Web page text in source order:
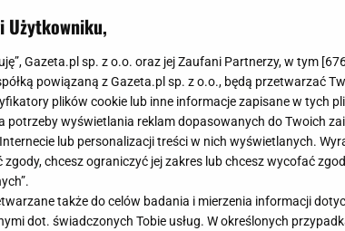
Użytkowniku,
Gazeta.pl sp. z o.o. oraz jej Zaufani Partnerzy, w tym [
powiązaną z Gazeta.pl sp. z o.o., będą przetwarzać
plików cookie lub inne informacje zapisane w tych
potrzeby wyświetlania reklam dopasowanych do Twoich
lub personalizacji treści w nich wyświetlanych.
chcesz ograniczyć jej zakres lub chcesz wycofać
także do celów badania i mierzenia informacji
dot. świadczonych Tobie usług. W określonych